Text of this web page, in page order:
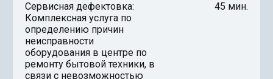
Сервисная дефектовка:
Комплексная услуга по
определению причин
неисправности
оборудования в центре по
ремонту бытовой техники, в
связи с невозможностью
45 мин.